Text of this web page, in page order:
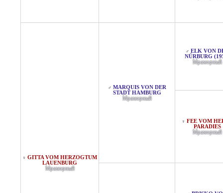
♀ GITTA VOM HERZOGTUM
LAUENBURG
Мраморный
♂ MARQUIS VON DER
STADT HAMBURG
Мраморный
♂ ELK VON
NÜRBURG
Мраморный
♀ FEE VOM
PARADIES
Мраморный